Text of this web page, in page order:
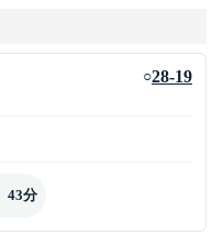
○28-19
43分